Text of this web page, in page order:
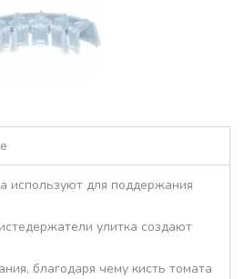
используют для поддержания
улитка создают
благодаря чему кисть томата